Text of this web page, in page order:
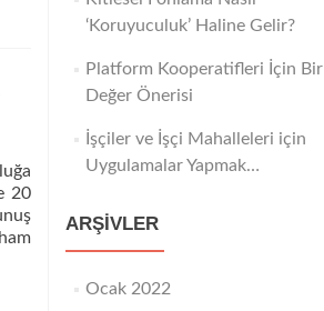
20
‘Koruyuculuk’ Haline Gelir?
Platform Kooperatifleri İçin Bir
Değer Önerisi
İşçiler ve İşçi Mahalleleri için
Uygulamalar Yapmak…
ARŞIVLER
Ocak 2022